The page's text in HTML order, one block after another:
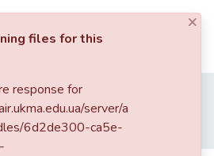
015. Матеріали різних дослідників та організацій
Роботи окремих дослідників
Використання патентних баз даних в університетських дослідженнях. Порівняльний аналіз : [презентація]
×
files for this
response for
server/a
6d2de300-ca5e-